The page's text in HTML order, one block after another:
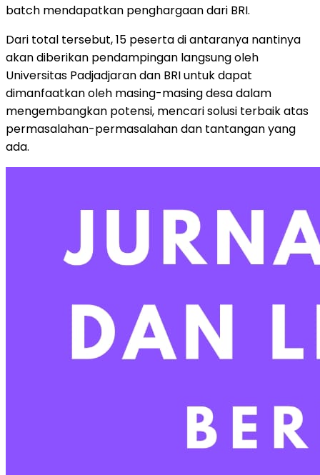
batch mendapatkan penghargaan dari BRI.
Dari total tersebut, 15 peserta di antaranya nantinya
akan diberikan pendampingan langsung oleh
Universitas Padjadjaran dan BRI untuk dapat
dimanfaatkan oleh masing-masing desa dalam
mengembangkan potensi, mencari solusi terbaik atas
permasalahan-permasalahan dan tantangan yang
ada.